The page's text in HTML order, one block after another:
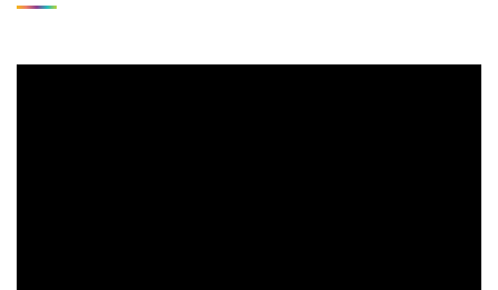
กลุ่มธุรกิจทางการเงินแลนด์ แอนด์ เฮ้าส์
โทร 1327